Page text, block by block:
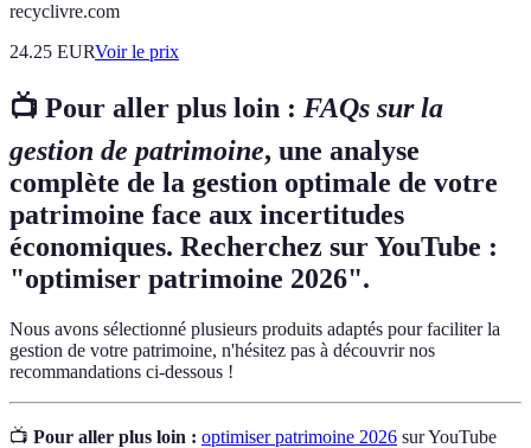
recyclivre.com
24.25 EURVoir le prix
📺 Pour aller plus loin : FAQs sur la
gestion de patrimoine, une analyse
complète de la gestion optimale de votre
patrimoine face aux incertitudes
économiques. Recherchez sur YouTube :
"optimiser patrimoine 2026".
Nous avons sélectionné plusieurs produits adaptés pour faciliter la
gestion de votre patrimoine, n'hésitez pas à découvrir nos
recommandations ci-dessous !
📺 Pour aller plus loin : optimiser patrimoine 2026 sur YouTube